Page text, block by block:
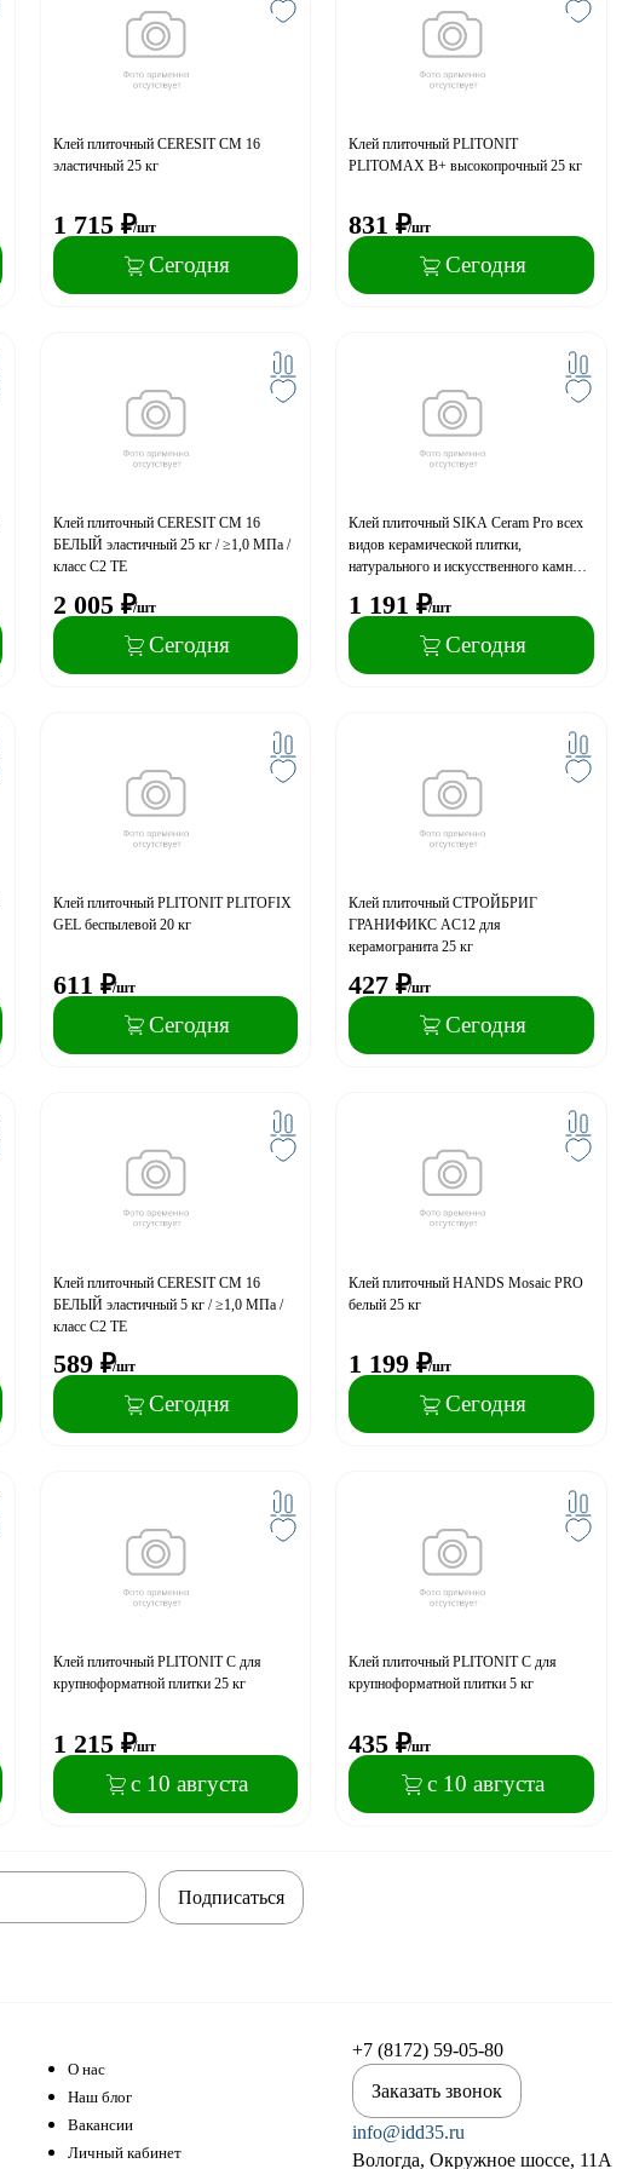
Клей плиточный CERESIT CM 16
эластичный 25 кг
1 715 ₽/шт
Сегодня
Клей плиточный PLITONIT
PLITOMAX B+ высокопрочный 25 кг
831 ₽/шт
Сегодня
Клей плиточный CERESIT CM 16
БЕЛЫЙ эластичный 25 кг / ≥1,0 МПа /
класс С2 TE
2 005 ₽/шт
Сегодня
Клей плиточный SIKA Ceram Pro всех
видов керамической плитки,
натурального и искусственного камня
1 191 ₽/шт
Сегодня
Клей плиточный PLITONIT PLITOFIX
GEL беспылевой 20 кг
611 ₽/шт
Сегодня
Клей плиточный СТРОЙБРИГ
ГРАНИФИКС AC12 для
керамогранита 25 кг
427 ₽/шт
Сегодня
Клей плиточный CERESIT CM 16
БЕЛЫЙ эластичный 5 кг / ≥1,0 МПа /
класс С2 TE
589 ₽/шт
Сегодня
Клей плиточный HANDS Mosaic PRO
белый 25 кг
1 199 ₽/шт
Сегодня
Клей плиточный PLITONIT C для
крупноформатной плитки 25 кг
1 215 ₽/шт
с 10 августа
Клей плиточный PLITONIT C для
крупноформатной плитки 5 кг
435 ₽/шт
с 10 августа
Подписаться
О нас
Наш блог
Вакансии
Личный кабинет
+7 (8172) 59-05-80
Заказать звонок
info@idd35.ru
Вологда, Окружное шоссе, 11А